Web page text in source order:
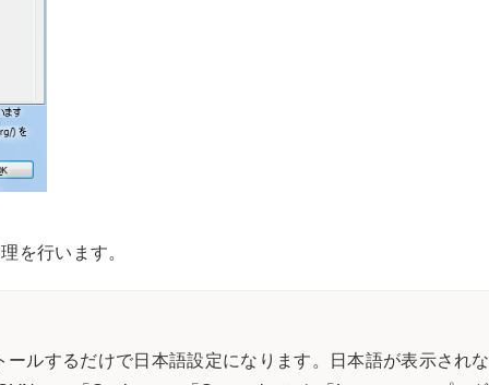
を行います。
ルするだけで日本語設定になります。日本語が表示されな